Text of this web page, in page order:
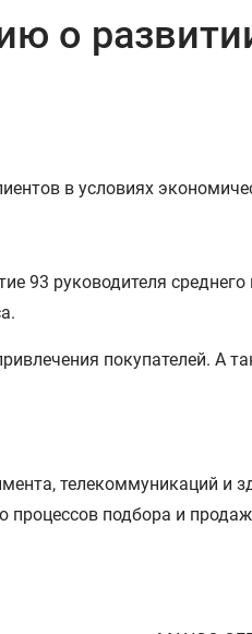
о
в условиях
93 руководителя
покупателей. А
телекоммуникаций и
процессов подбора и